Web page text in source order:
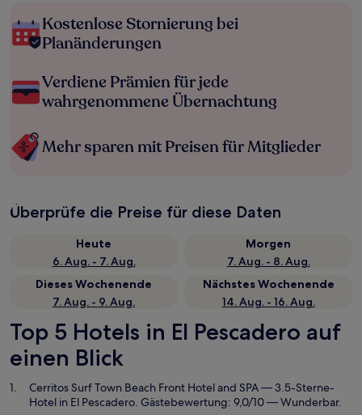
Kostenlose Stornierung bei
Planänderungen
Verdiene Prämien für jede
wahrgenommene Übernachtung
Mehr sparen mit Preisen für Mitglieder
Überprüfe die Preise für diese Daten
Heute
6. Aug. - 7. Aug.
Morgen
7. Aug. - 8. Aug.
Dieses Wochenende
7. Aug. - 9. Aug.
Nächstes Wochenende
14. Aug. - 16. Aug.
Top 5 Hotels in El Pescadero auf
einen Blick
Cerritos Surf Town Beach Front Hotel and SPA— 3.5-Sterne-
Hotel in El Pescadero. Gästebewertung: 9,0/10 — Wunderbar.